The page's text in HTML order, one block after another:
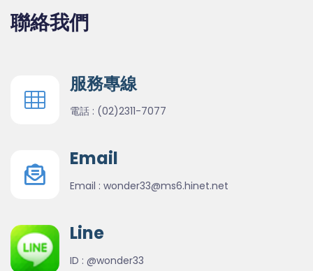
聯絡我們
服務專線
電話 : (02)2311-7077
Email
Email : wonder33@ms6.hinet.net
Line
ID : @wonder33